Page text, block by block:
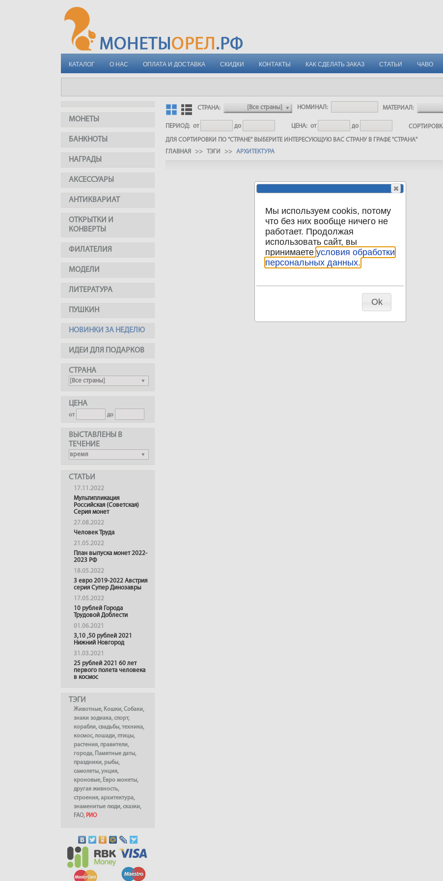
КАТАЛОГ О НАС ОПЛАТА И ДОСТАВКА СКИДКИ КОНТАКТЫ КАК СДЕЛАТЬ ЗАКАЗ СТАТЬИ ЧАВО
МОНЕТЫ
БАНКНОТЫ
НАГРАДЫ
АКСЕССУАРЫ
АНТИКВАРИАТ
ОТКРЫТКИ И
КОНВЕРТЫ
ФИЛАТЕЛИЯ
МОДЕЛИ
ЛИТЕРАТУРА
ПУШКИН
НОВИНКИ ЗА НЕДЕЛЮ
ИДЕИ ДЛЯ ПОДАРКОВ
СТРАНА
ЦЕНА
от до
ВЫСТАВЛЕНЫ В
ТЕЧЕНИЕ
СТАТЬИ
17.11.2022
Мультипликация
Российская (Советская)
Серия монет
27.08.2022
Человек Труда
21.05.2022
План выпуска монет 2022-
2023 РФ
18.05.2022
3 евро 2019-2022 Австрия
серия Супер Динозавры
17.05.2022
10 рублей Города
Трудовой Доблести
01.06.2021
3,10 ,50 рублей 2021
Нижний Новгород
31.03.2021
25 рублей 2021 60 лет
первого полета человека
в космос
ТЭГИ
Животные, Кошки,Собаки,
знаки зодиака,спорт,
корабли,свадьбы,техника,
космос,лошади, птицы,
растения, правители,
города, Памятные даты,
праздники, рыбы,
самолеты,унция,
кроновые, Евро монеты,
другая живность,
строения,архитектура,
знаменитые люди,сказки,
FAO, РИО
СТРАНА: НОМИНАЛ: МАТЕРИАЛ:
ПЕРИОД: от до ЦЕНА: от до
ДЛЯ СОРТИРОВКИ ПО "СТРАНЕ" ВЫБЕРИТЕ ИНТЕРЕСУЮЩУЮ ВАС СТРАНУ В ГРАФЕ "СТРАНА"
ГЛАВНАЯ
>> ТЭГИ >> АРХИТЕКТУРА
Мы используем cookis, потому
что без них вообще ничего не
работает. Продолжая
использовать сайт, вы
принимаете условия обработки
персональных данных.
Ok